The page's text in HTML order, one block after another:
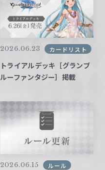
2026.06.23 カードリスト
トライアルデッキ［グランブ
ルーファンタジー］掲載
2026.06.15 ルール